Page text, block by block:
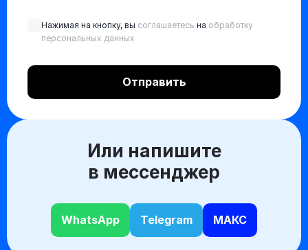
Нажимая на кнопку, вы соглашаетесь на обработку
персональных данных
Или напишите
в мессенджер
WhatsApp Telegram МАКС